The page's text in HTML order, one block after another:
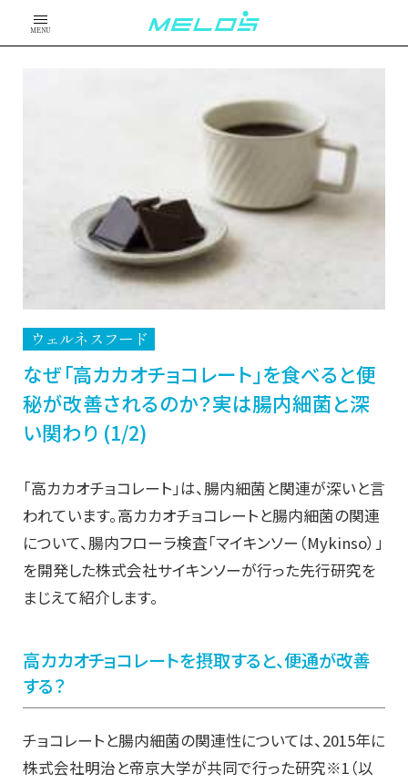
MENU
ウェルネスフード
なぜ「高カカオチョコレート」を食べると便
秘が改善されるのか？実は腸内細菌と深
い関わり (1/2)
「高カカオチョコレート」は、腸内細菌と関連が深いと言
われています。高カカオチョコレートと腸内細菌の関連
について、腸内フローラ検査「マイキンソー（Mykinso）」
を開発した株式会社サイキンソーが行った先行研究を
まじえて紹介します。
高カカオチョコレートを摂取すると、便通が改善
する？
チョコレートと腸内細菌の関連性については、2015年に
株式会社明治と帝京大学が共同で行った研究※1（以